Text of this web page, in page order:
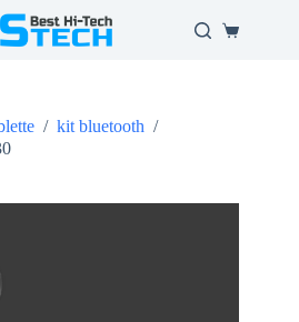
Panier
/ kit bluetooth /